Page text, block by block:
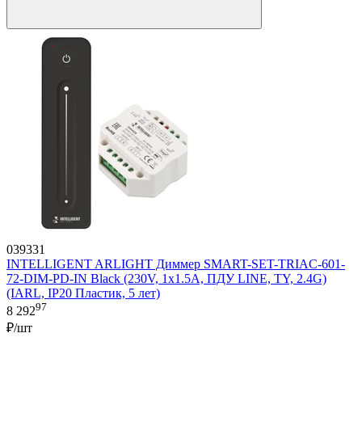
039331
INTELLIGENT ARLIGHT Диммер SMART-SET-TRIAC-601-
72-DIM-PD-IN Black (230V, 1x1.5A, ПДУ LINE, TY, 2.4G)
(IARL, IP20 Пластик, 5 лет)
8 29297
₽/шт